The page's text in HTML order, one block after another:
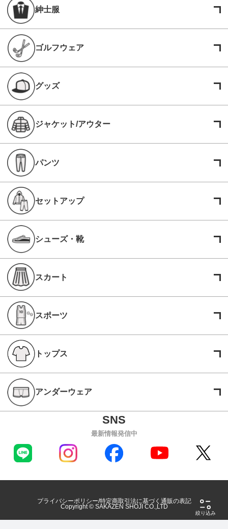
絞り込み
紳士服
ゴルフウェア
グッズ
ジャケット/アウター
パンツ
セットアップ
シューズ・靴
スカート
スポーツ
トップス
アンダーウェア
最新情報発信中
プライバシーポリシー 特定商取引法に基づく通販の表記
Copyright © SAKAZEN SHOJI CO.,LTD